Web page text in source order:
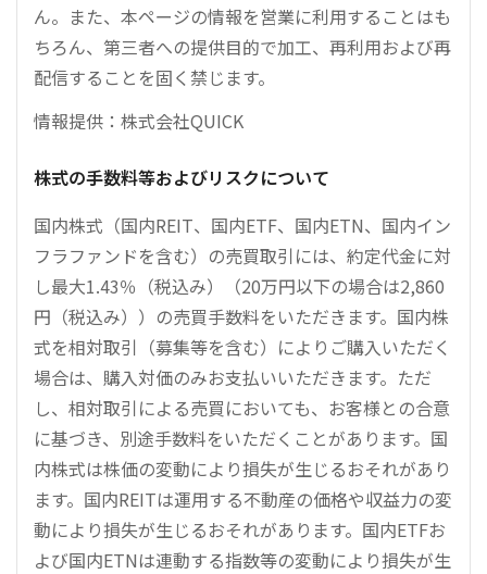
ん。また、本ページの情報を営業に利用することはも
ちろん、第三者への提供目的で加工、再利用および再
配信することを固く禁じます。
情報提供：株式会社QUICK
株式の手数料等およびリスクについて
国内株式（国内REIT、国内ETF、国内ETN、国内イン
フラファンドを含む）の売買取引には、約定代金に対
し最大1.43％（税込み）（20万円以下の場合は2,860
円（税込み））の売買手数料をいただきます。国内株
式を相対取引（募集等を含む）によりご購入いただく
場合は、購入対価のみお支払いいただきます。ただ
し、相対取引による売買においても、お客様との合意
に基づき、別途手数料をいただくことがあります。国
内株式は株価の変動により損失が生じるおそれがあり
ます。国内REITは運用する不動産の価格や収益力の変
動により損失が生じるおそれがあります。国内ETFお
よび国内ETNは連動する指数等の変動により損失が生